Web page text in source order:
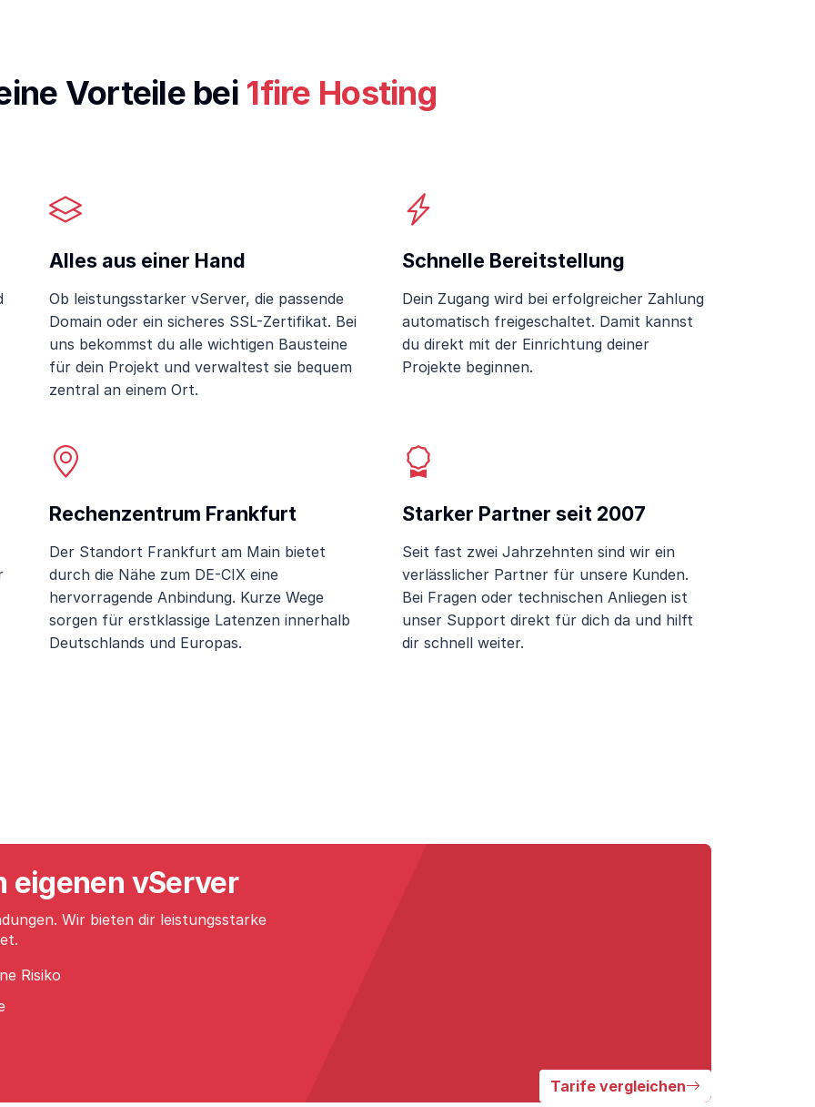
Vorteile bei 1fire Hosting
Alles aus einer Hand
Ob leistungsstarker vServer, die passende
Domain oder ein sicheres SSL-Zertifikat. Bei
uns bekommst du alle wichtigen Bausteine
für dein Projekt und verwaltest sie bequem
zentral an einem Ort.
Schnelle Bereitstellung
Dein Zugang wird bei erfolgreicher Zahlung
automatisch freigeschaltet. Damit kannst
du direkt mit der Einrichtung deiner
Projekte beginnen.
Rechenzentrum Frankfurt
Der Standort Frankfurt am Main bietet
durch die Nähe zum DE-CIX eine
hervorragende Anbindung. Kurze Wege
sorgen für erstklassige Latenzen innerhalb
Deutschlands und Europas.
Starker Partner seit 2007
Seit fast zwei Jahrzehnten sind wir ein
verlässlicher Partner für unsere Kunden.
Bei Fragen oder technischen Anliegen ist
unser Support direkt für dich da und hilft
dir schnell weiter.
eigenen vServer
Wir bieten dir leistungsstarke
Risiko
Tarife vergleichen